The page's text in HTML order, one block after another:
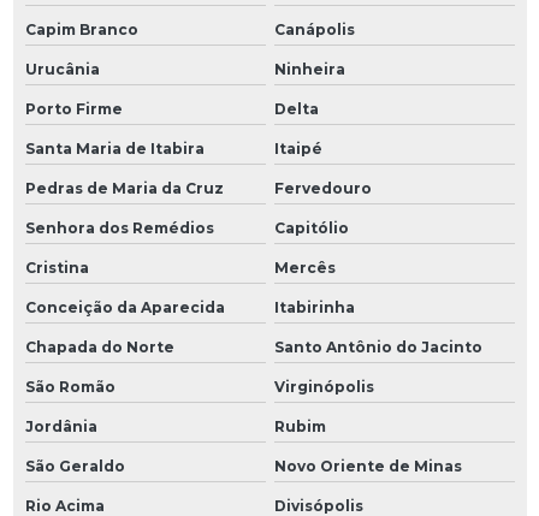
Capim Branco Canápolis
Urucânia Ninheira
Porto Firme Delta
Santa Maria de Itabira Itaipé
Pedras de Maria da Cruz Fervedouro
Senhora dos Remédios Capitólio
Cristina Mercês
Conceição da Aparecida Itabirinha
Chapada do Norte Santo Antônio do Jacinto
São Romão Virginópolis
Jordânia Rubim
São Geraldo Novo Oriente de Minas
Rio Acima Divisópolis